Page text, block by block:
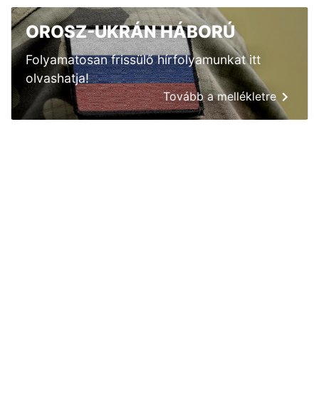
OROSZ-UKRÁN HÁBORÚ
Folyamatosan frissülő hírfolyamunkat itt
olvashatja!
Tovább a mellékletre